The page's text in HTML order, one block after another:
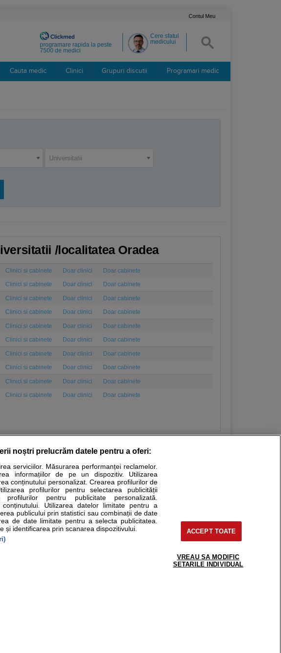
Contul Meu
Cere sfatul
medicului
programare rapida la peste
7500 de medici
Cauta medic Clinici Grupuri discutii Programari medic
Universitatii
/localitatea Oradea
Clinici si cabinete Doar clinici
Doar cabinete
Clinici si cabinete Doar clinici Doar cabinete
Clinici si cabinete Doar clinici
Doar cabinete
Clinici si cabinete Doar clinici Doar cabinete
Clinici si cabinete Doar clinici
Doar cabinete
Clinici si cabinete Doar clinici Doar cabinete
Clinici si cabinete Doar clinici
Doar cabinete
Clinici si cabinete Doar clinici Doar cabinete
Clinici si cabinete Doar clinici
Doar cabinete
Clinici si cabinete Doar clinici Doar cabinete
Calculatoare Stiri medicale
informativ si educational. Ele nu pot substitui consultul medical direct si
sfatulmedicului.ro sa consultati fie medicul Dvs., fie unul dintre medicii pe care
support@sfatulmedicului.ro
Office Building, Spatiul E6-11, etaj 6, sector 2, cod 021901
noștri prelucrăm datele pentru a oferi:
serviciilor. Măsurarea performanței reclamelor.
informațiilor de pe un dispozitiv. Utilizarea
conținutului personalizat. Crearea profilurilor de
profilurilor pentru selectarea publicității
profilurilor pentru publicitate personalizată.
conținutului. Utilizarea datelor limitate pentru a
publicului prin statistici sau combinații de date
de date limitate pentru a selecta publicitatea.
și identificarea prin scanarea dispozitivului.
ACCEPT TOATE
VREAU SA MODIFIC
SETARILE INDIVIDUAL